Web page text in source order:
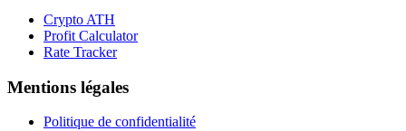
Crypto ATH
Profit Calculator
Rate Tracker
Mentions légales
Politique de confidentialité